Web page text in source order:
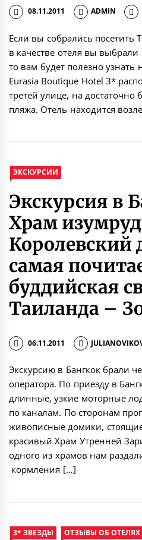
08.11.2011 ADMIN
Если вы собрались посетить
в качестве отеля вы
то вам будет полезно
Eurasia Boutique Hotel 3*
третей улице, на
пляжа. Отель находится
ЭКСКУРСИИ
Экскурсия в
Храм
Королевский
самая
буддийская
Таиланда –
06.11.2011
Экскурсию в Бангкок брали
оператора. По приезду в
длинные, узкие моторные
по каналам. По сторонам
живописные домики,
красивый Храм Утренней
одного из храмов нам
кормления […]
3* ЗВЕЗДЫ ОТЗЫВЫ ОБ ОТЕЛЯХ